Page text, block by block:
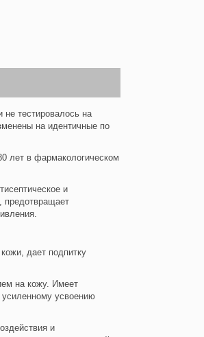
не тестировалось на
на идентичные по
лет в фармакологическом
и
предотвращает
дает подпитку
на кожу. Имеет
усиленному усвоению
и